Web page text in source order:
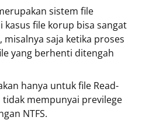
sistem file
kasus file korup bisa sangat
saja ketika proses
yang berhenti ditengah
hanya untuk file Read-
tidak mempunyai previlege
NTFS.